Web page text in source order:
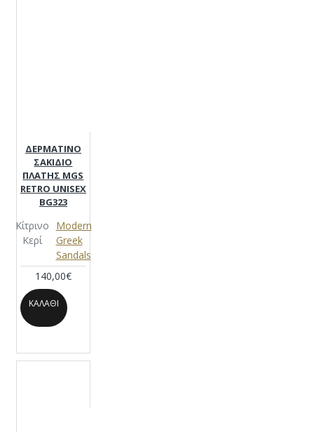
ΔΕΡΜΑΤΙΝΟ
ΣΑΚΙΔΙΟ
ΠΛΑΤΗΣ MGS
RETRO UNISEX
BG323
Κίτρινο
Κερί
Modern
Greek
Sandals
140,00€
ΚΑΛΆΘΙ